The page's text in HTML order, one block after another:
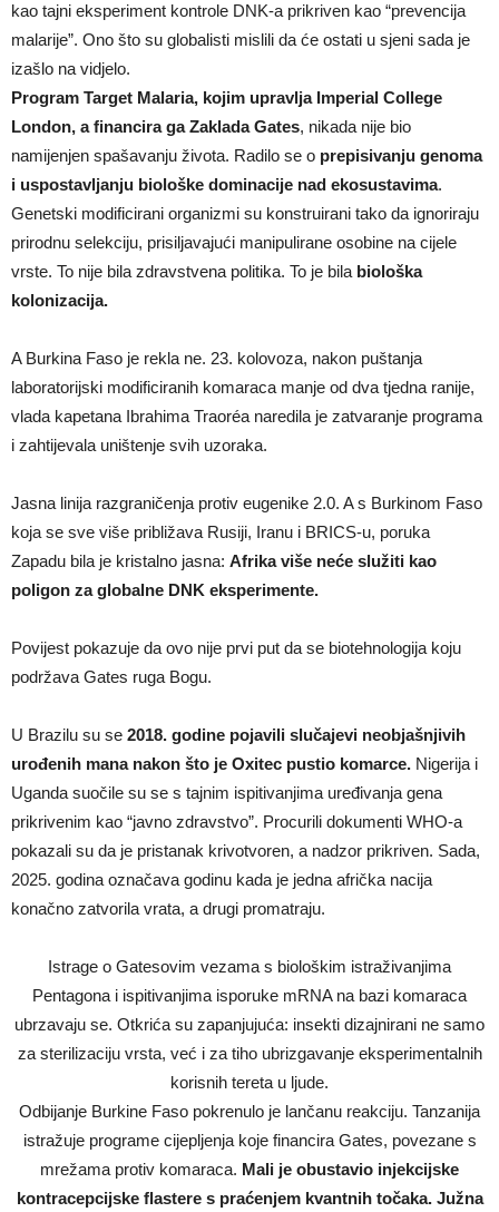
kao tajni eksperiment kontrole DNK-a prikriven kao “prevencija
malarije”. Ono što su globalisti mislili da će ostati u sjeni sada je
izašlo na vidjelo.
Program Target Malaria, kojim upravlja Imperial College
London, a financira ga Zaklada Gates, nikada nije bio
namijenjen spašavanju života. Radilo se o prepisivanju genoma
i uspostavljanju biološke dominacije nad ekosustavima.
Genetski modificirani organizmi su konstruirani tako da ignoriraju
prirodnu selekciju, prisiljavajući manipulirane osobine na cijele
vrste. To nije bila zdravstvena politika. To je bila biološka
kolonizacija.
A Burkina Faso je rekla ne. 23. kolovoza, nakon puštanja
laboratorijski modificiranih komaraca manje od dva tjedna ranije,
vlada kapetana Ibrahima Traoréa naredila je zatvaranje programa
i zahtijevala uništenje svih uzoraka.
Jasna linija razgraničenja protiv eugenike 2.0. A s Burkinom Faso
koja se sve više približava Rusiji, Iranu i BRICS-u, poruka
Zapadu bila je kristalno jasna: Afrika više neće služiti kao
poligon za globalne DNK eksperimente.
Povijest pokazuje da ovo nije prvi put da se biotehnologija koju
podržava Gates ruga Bogu.
U Brazilu su se 2018. godine pojavili slučajevi neobjašnjivih
urođenih mana nakon što je Oxitec pustio komarce. Nigerija i
Uganda suočile su se s tajnim ispitivanjima uređivanja gena
prikrivenim kao “javno zdravstvo”. Procurili dokumenti WHO-a
pokazali su da je pristanak krivotvoren, a nadzor prikriven. Sada,
2025. godina označava godinu kada je jedna afrička nacija
konačno zatvorila vrata, a drugi promatraju.
Istrage o Gatesovim vezama s biološkim istraživanjima
Pentagona i ispitivanjima isporuke mRNA na bazi komaraca
ubrzavaju se. Otkrića su zapanjujuća: insekti dizajnirani ne samo
za sterilizaciju vrsta, već i za tiho ubrizgavanje eksperimentalnih
korisnih tereta u ljude.
Odbijanje Burkine Faso pokrenulo je lančanu reakciju. Tanzanija
istražuje programe cijepljenja koje financira Gates, povezane s
mrežama protiv komaraca. Mali je obustavio injekcijske
kontracepcijske flastere s praćenjem kvantnih točaka. Južna